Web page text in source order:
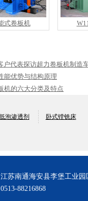
式卷板机
户代表探访超力卷板机制造
能优势与结构原理
机的六大分类及特点
泡渗透剂 卧式镗铣床
苏南通海安县李堡工业园
88216868